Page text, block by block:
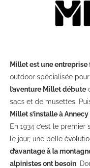
Millet est une entreprise
outdoor spécialisée
l’aventure Millet débute
sacs et de musettes.
Millet s’installe à Annecy
En 1934 c’est le
le jour, une belle
d’avantage à la
alpinistes ont besoin.